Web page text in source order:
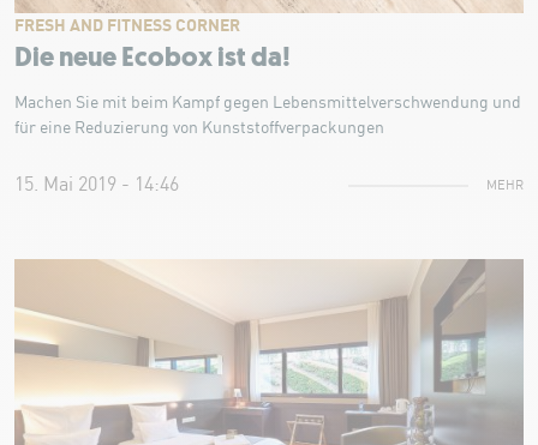
Die neue Ecobox ist da!
FRESH AND FITNESS CORNER
Machen Sie mit beim Kampf gegen Lebensmittelverschwendung und
für eine Reduzierung von Kunststoffverpackungen
15. Mai 2019 - 14:46 MEHR